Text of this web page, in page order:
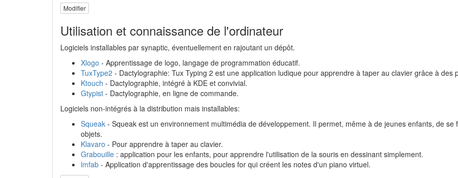
Modifier
Utilisation et connaissance de l'ordinateur
Logiciels installables par synaptic, éventuellement en rajoutant un dépôt.
Xlogo - Apprentissage de logo, langage de programmation éducatif.
TuxType2 - Dactylographie: Tux Typing 2 est une application ludique pour apprendre à taper au clavier grâce à des
Ktouch - Dactylographie, intégré à KDE et convivial.
Gtypist - Dactylographie, en ligne de commande.
Logiciels non-intégrés à la distribution mais installables:
Squeak - Squeak est un environnement multimédia de développement. Il permet, même à de jeunes enfants, de
objets.
Klavaro - Pour apprendre à taper au clavier.
Grabouille : application pour les enfants, pour apprendre l'utilisation de la souris en dessinant simplement.
lmfab - Application d'apprentissage des boucles for qui créent les notes d'un piano virtuel.